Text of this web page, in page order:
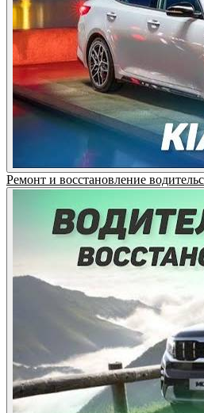
Ремонт и восстановление